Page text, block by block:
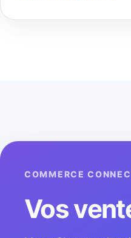
COMMERCE
Vos